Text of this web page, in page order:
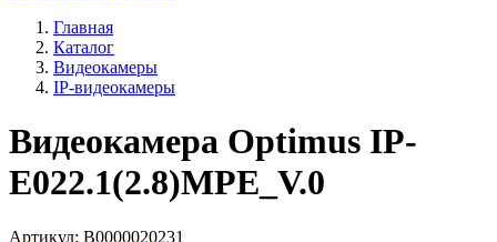
Главная
Каталог
Видеокамеры
IP-видеокамеры
Видеокамера Optimus IP-
E022.1(2.8)MPE_V.0
Артикул: В0000020231